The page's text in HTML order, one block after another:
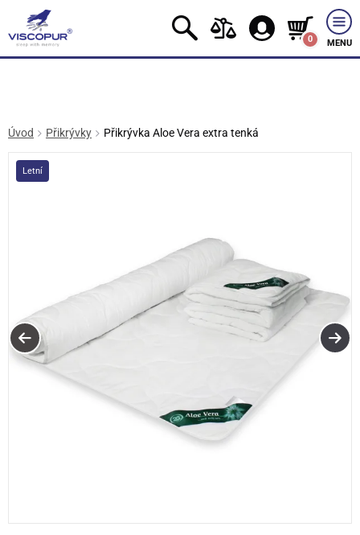
0 MENU
Úvod Přikrývky Přikrývka Aloe Vera extra tenká
Letní